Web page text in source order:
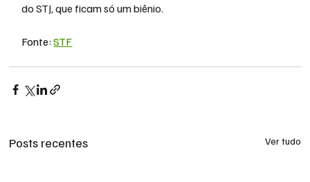
do STJ, que ficam só um biênio.
Fonte: STF
Posts recentes Ver tudo